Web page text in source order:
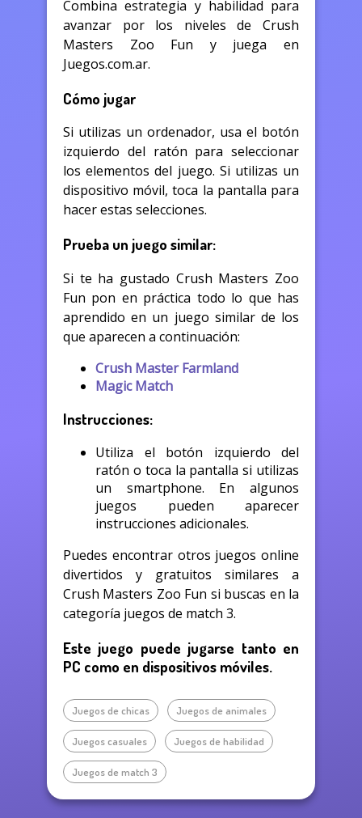
Combina estrategia y habilidad para
avanzar por los niveles de Crush
Masters Zoo Fun y juega en
Juegos.com.ar.
Cómo jugar
Si utilizas un ordenador, usa el botón
izquierdo del ratón para seleccionar
los elementos del juego. Si utilizas un
dispositivo móvil, toca la pantalla para
hacer estas selecciones.
Prueba un juego similar:
Si te ha gustado Crush Masters Zoo
Fun pon en práctica todo lo que has
aprendido en un juego similar de los
que aparecen a continuación:
Crush Master Farmland
Magic Match
Instrucciones:
Utiliza el botón izquierdo del
ratón o toca la pantalla si utilizas
un smartphone. En algunos
juegos pueden aparecer
instrucciones adicionales.
Puedes encontrar otros juegos online
divertidos y gratuitos similares a
Crush Masters Zoo Fun si buscas en la
categoría juegos de match 3.
Este juego puede jugarse tanto en
PC como en dispositivos móviles.
Juegos de chicas Juegos de animales
Juegos casuales Juegos de habilidad
Juegos de match 3